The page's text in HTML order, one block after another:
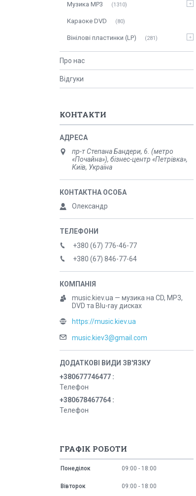
Музика MP3 1310
Караоке DVD 80
Вінілові пластинки (LP) 281
Про нас
Відгуки
КОНТАКТИ
пр-т Степана Бандери, 6. (метро
«Почайна»), бізнес-центр «Петрівка»,
Київ, Україна
Олександр
+380 (67) 776-46-77
+380 (67) 846-77-64
music.kiev.ua — музика на CD, MP3,
DVD та Blu-ray дисках
https://music.kiev.ua
music.kiev3@gmail.com
+380677746477
Телефон
+380678467764
Телефон
ГРАФІК РОБОТИ
Понеділок 09:00 18:00
Вівторок 09:00 18:00